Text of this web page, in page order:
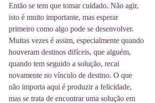
Então se tem que tomar cuidado. Não agir,
isto é muito importante, mas esperar
primeiro como algo pode se desenvolver.
Muitas vezes é assim, especialmente quando
houveram destinos difíceis, que alguém,
quando tem seguido a solução, recai
novamente no vínculo de destino. O que
não importa aqui é produzir a felicidade,
mas se trata de encontrar uma solução em